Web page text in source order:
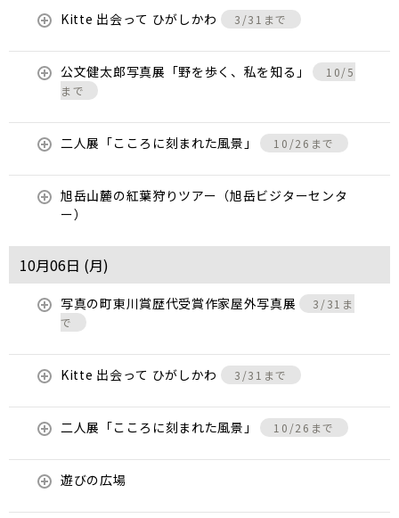
Kitte 出会って ひがしかわ 3/31まで
公文健太郎写真展「野を歩く、私を知る」
10/5
まで
二人展「こころに刻まれた風景」 10/26まで
旭岳山麓の紅葉狩りツアー（旭岳ビジターセンタ
ー）
10月06日 (月)
写真の町東川賞歴代受賞作家屋外写真展
3/31ま
で
Kitte 出会って ひがしかわ 3/31まで
二人展「こころに刻まれた風景」 10/26まで
遊びの広場